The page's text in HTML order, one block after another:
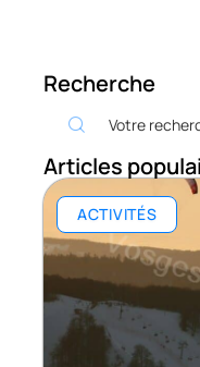
Recherche
Articles
ACTIVITÉS